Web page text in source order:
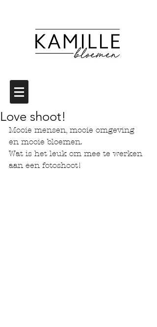
Love shoot!
Mooie mensen, mooie omgeving
en mooie bloemen.
Wat is het leuk om mee te werken
aan een fotoshoot!